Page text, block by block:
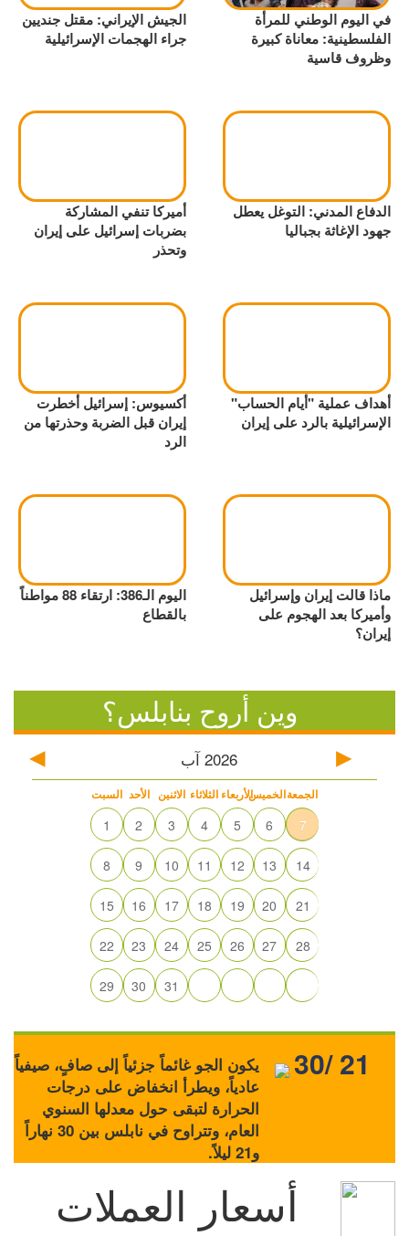
في اليوم الوطني للمرأة
الفلسطينية: معاناة كبيرة
وظروف قاسية
الجيش الإيراني: مقتل جنديين
جراء الهجمات الإسرائيلية
الدفاع المدني: التوغل يعطل
جهود الإغاثة بجباليا
أميركا تنفي المشاركة
بضربات إسرائيل على إيران
وتحذر
أهداف عملية "أيام الحساب"
الإسرائيلية بالرد على إيران
أكسيوس: إسرائيل أخطرت
إيران قبل الضربة وحذرتها من
الرد
ماذا قالت إيران وإسرائيل
وأميركا بعد الهجوم على
إيران؟
اليوم الـ386: ارتقاء 88 مواطناً
بالقطاع
وين أروح بنابلس؟
2026 آب
السبت الأحد الاثنين الثلاثاء الأربعاءالخميسالجمعة
1 2 3 4 5 6 7
8 9 10 11 12 13 14
15 16 17 18 19 20 21
22 23 24 25 26 27 28
29 30 31
يكون الجو غائماً جزئياً إلى صافٍ، صيفياً
عادياً، ويطرأ انخفاض على درجات
الحرارة لتبقى حول معدلها السنوي
العام، وتتراوح في نابلس بين 30 نهاراً
و21 ليلاً.
30/ 21
أسعار العملات